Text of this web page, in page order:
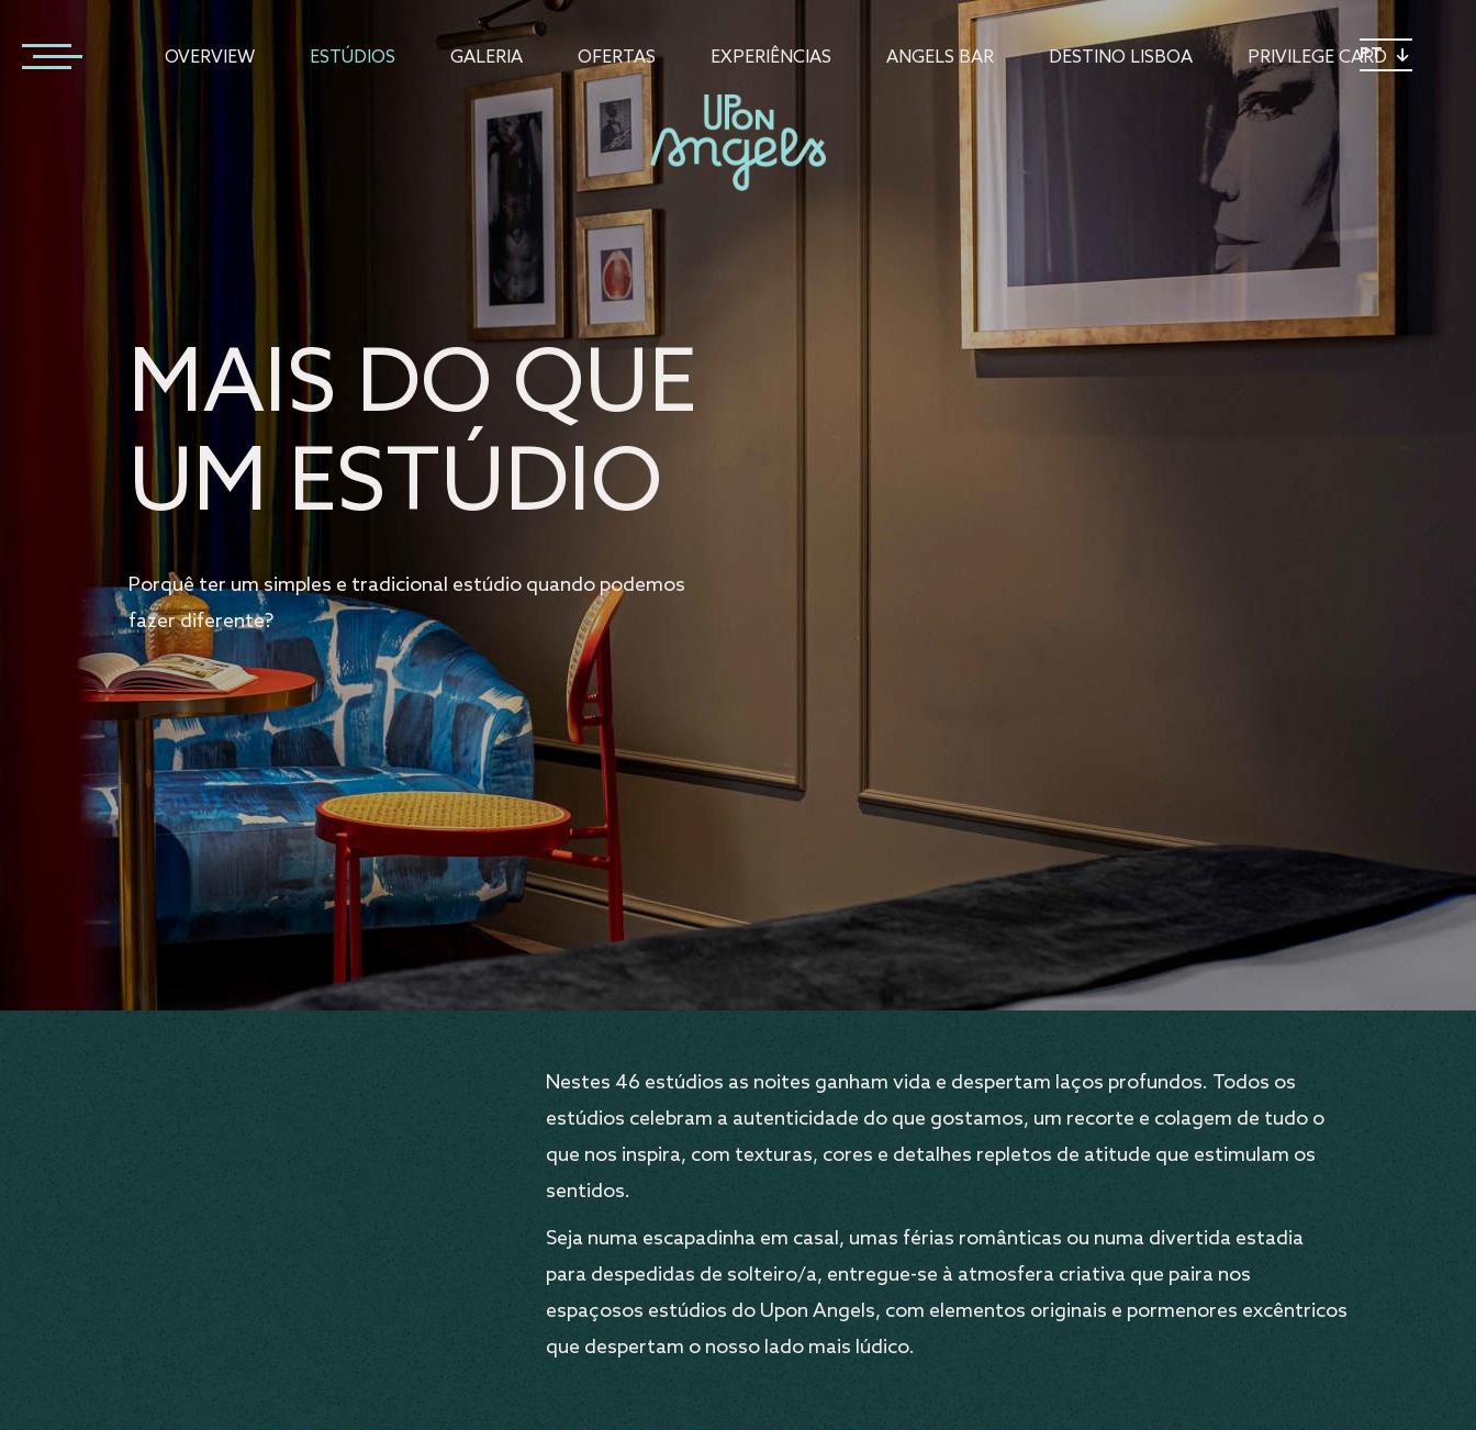
OVERVIEW ESTÚDIOS GALERIA OFERTAS EXPERIÊNCIAS ANGELS BAR DESTINO LISBOA PRIVILEGE CARD
PT
MAIS DO QUE
UM ESTÚDIO
Porquê ter um simples e tradicional estúdio quando podemos
fazer diferente?
Nestes 46 estúdios as noites ganham vida e despertam laços profundos. Todos os
estúdios celebram a autenticidade do que gostamos, um recorte e colagem de tudo o
que nos inspira, com texturas, cores e detalhes repletos de atitude que estimulam os
sentidos.
Seja numa escapadinha em casal, umas férias românticas ou numa divertida estadia
para despedidas de solteiro/a, entregue-se à atmosfera criativa que paira nos
espaçosos estúdios do Upon Angels, com elementos originais e pormenores excêntricos
que despertam o nosso lado mais lúdico.